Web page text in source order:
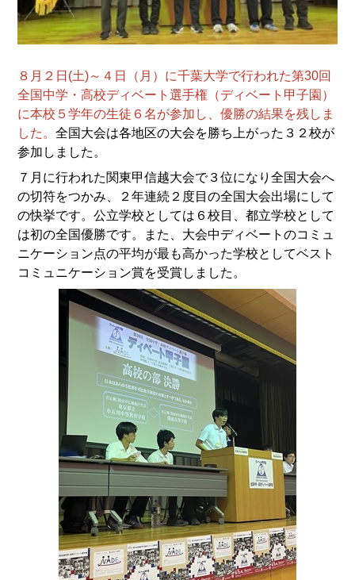
８月２日(土)～４日（月）に千葉大学で行われた第30回
全国中学・高校ディベート選手権（ディベート甲子園）
に本校５学年の生徒６名が参加し、優勝の結果を残しま
した。全国大会は各地区の大会を勝ち上がった３２校が
参加しました。
７月に行われた関東甲信越大会で３位になり全国大会へ
の切符をつかみ、２年連続２度目の全国大会出場にして
の快挙です。公立学校としては６校目、都立学校として
は初の全国優勝です。また、大会中ディベートのコミュ
ニケーション点の平均が最も高かった学校としてベスト
コミュニケーション賞を受賞しました。